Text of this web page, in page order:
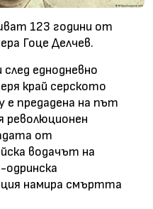
123 години от
Гоце Делчев.
еднодневно
край серското
е предадена на път
революционен
от
водачът на
намира смъртта